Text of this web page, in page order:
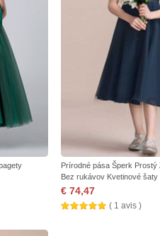
Prírodné pása Šperk Prostý
Bez rukávov Kvetinové šaty
€ 74,47
( 1 avis )